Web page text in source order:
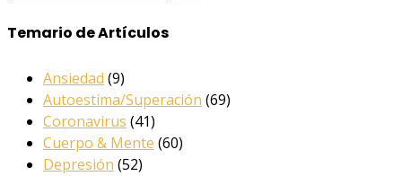
Temario de Artículos
Ansiedad (9)
Autoestima/Superación (69)
Coronavirus (41)
Cuerpo & Mente (60)
Depresión (52)